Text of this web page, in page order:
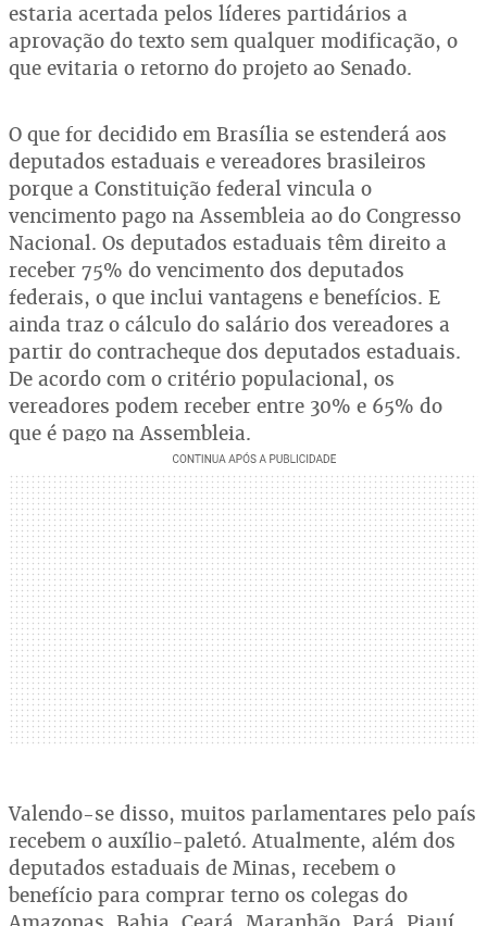
estaria acertada pelos líderes partidários a
aprovação do texto sem qualquer modificação, o
que evitaria o retorno do projeto ao Senado.
O que for decidido em Brasília se estenderá aos
deputados estaduais e vereadores brasileiros
porque a Constituição federal vincula o
vencimento pago na Assembleia ao do Congresso
Nacional. Os deputados estaduais têm direito a
receber 75% do vencimento dos deputados
federais, o que inclui vantagens e benefícios. E
ainda traz o cálculo do salário dos vereadores a
partir do contracheque dos deputados estaduais.
De acordo com o critério populacional, os
vereadores podem receber entre 30% e 65% do
que é pago na Assembleia.
Valendo-se disso, muitos parlamentares pelo país
recebem o auxílio-paletó. Atualmente, além dos
deputados estaduais de Minas, recebem o
benefício para comprar terno os colegas do